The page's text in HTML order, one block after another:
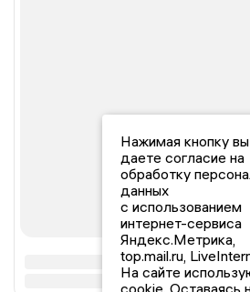
Нажимая кнопку вы
даете согласие на
обработку
данных
с использованием
интернет-сервиса
Яндекс.Метрика,
top.mail.ru,
На сайте
cookie. Оставаясь